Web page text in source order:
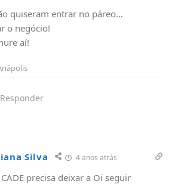
quiseram entrar no páreo…
o negócio!
aí!
Responder
Silva 4 anos atrás
precisa deixar a Oi seguir